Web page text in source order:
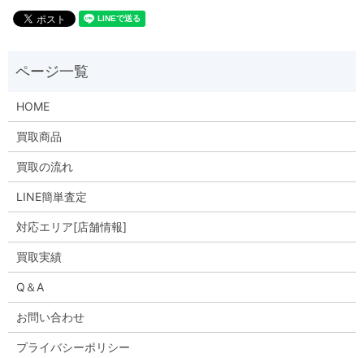
HOME
買取商品
買取の流れ
LINE簡単査定
対応エリア[店舗情報]
買取実績
Q＆A
お問い合わせ
プライバシーポリシー